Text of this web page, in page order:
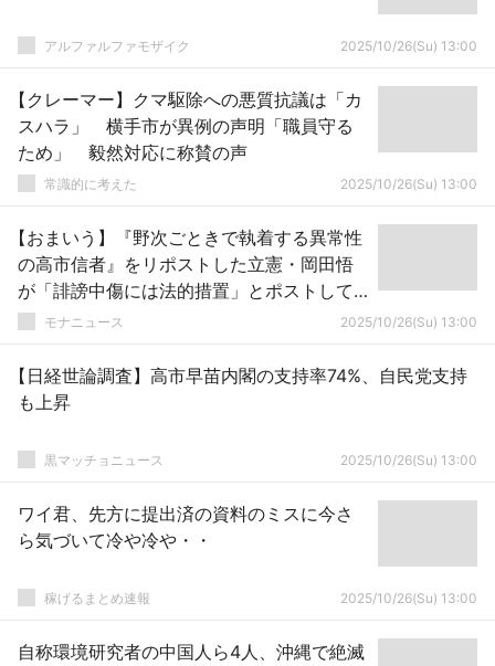
アルファルファモザイク 2025/10/26(Su) 13:00
【クレーマー】クマ駆除への悪質抗議は「カ
スハラ」 横手市が異例の声明「職員守る
ため」 毅然対応に称賛の声
常識的に考えた 2025/10/26(Su) 13:00
【おまいう】『野次ごときで執着する異常性
の高市信者』をリポストした立憲・岡田悟
が「誹謗中傷には法的措置」とポストして
火に油を注ぐｗｗｗｗｗ
モナニュース 2025/10/26(Su) 13:00
【日経世論調査】高市早苗内閣の支持率74%、自民党支持
も上昇
黒マッチョニュース 2025/10/26(Su) 13:00
ワイ君、先方に提出済の資料のミスに今さ
ら気づいて冷や冷や・・
稼げるまとめ速報 2025/10/26(Su) 13:00
自称環境研究者の中国人ら4人、沖縄で絶滅